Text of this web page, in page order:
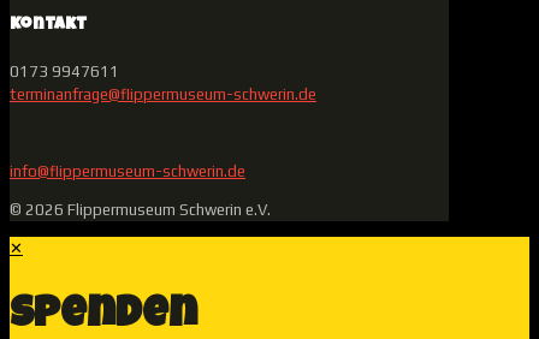
Kontakt
0173 9947611
terminanfrage@flippermuseum-schwerin.de
info@flippermuseum-schwerin.de
© 2026 Flippermuseum Schwerin e.V.
✕
Spenden